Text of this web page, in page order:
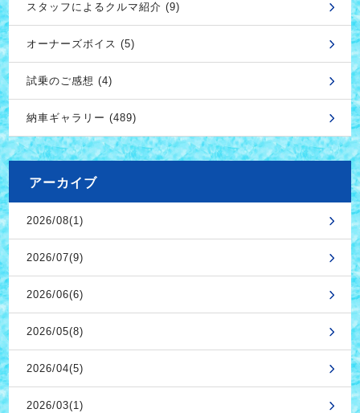
スタッフによるクルマ紹介 (9)
オーナーズボイス (5)
試乗のご感想 (4)
納車ギャラリー (489)
アーカイブ
2026/08(1)
2026/07(9)
2026/06(6)
2026/05(8)
2026/04(5)
2026/03(1)